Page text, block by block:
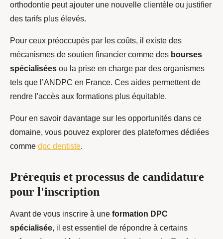
orthodontie peut ajouter une nouvelle clientèle ou justifier
des tarifs plus élevés.
Pour ceux préoccupés par les coûts, il existe des
mécanismes de soutien financier comme des bourses
spécialisées ou la prise en charge par des organismes
tels que l’ANDPC en France. Ces aides permettent de
rendre l'accès aux formations plus équitable.
Pour en savoir davantage sur les opportunités dans ce
domaine, vous pouvez explorer des plateformes dédiées
comme dpc dentiste.
Prérequis et processus de candidature
pour l'inscription
Avant de vous inscrire à une formation DPC
spécialisée, il est essentiel de répondre à certains